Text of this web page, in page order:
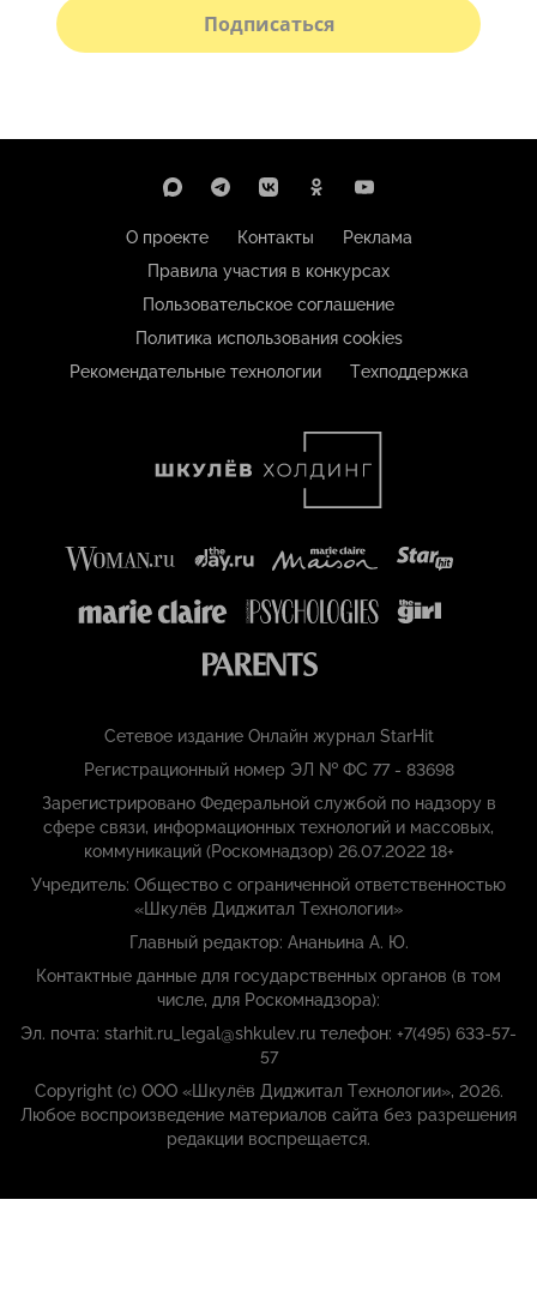
Подписаться
О проекте Контакты
Реклама
Правила участия в конкурсах
Пользовательское соглашение
Политика использования cookies
Рекомендательные технологии
Техподдержка
Сетевое издание Онлайн журнал StarHit
Регистрационный номер ЭЛ № ФС 77 - 83698
Зарегистрировано Федеральной службой по надзору в
сфере связи, информационных технологий и массовых,
коммуникаций (Роскомнадзор) 26.07.2022 18+
Учредитель: Общество с ограниченной ответственностью
«Шкулёв Диджитал Технологии»
Главный редактор: Ананьина А. Ю.
Контактные данные для государственных органов (в том
числе, для Роскомнадзора):
Эл. почта: starhit.ru_legal@shkulev.ru телефон: +7(495) 633-57-
57
Copyright (с) ООО «Шкулёв Диджитал Технологии», 2026.
Любое воспроизведение материалов сайта без разрешения
редакции воспрещается.